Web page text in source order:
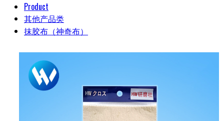
Product
其他产品类
抹胶布（神奇布）